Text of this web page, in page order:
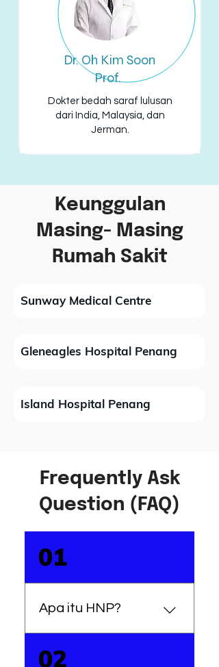
Dr. Oh Kim Soon
Prof.
Dokter bedah saraf lulusan
dari India, Malaysia, dan
Jerman.
Keunggulan
Masing- Masing
Rumah Sakit
Sunway Medical Centre
Gleneagles Hospital Penang
Island Hospital Penang
Frequently Ask
Question (FAQ)
01
Apa itu HNP?
Herniated Nucleus
02